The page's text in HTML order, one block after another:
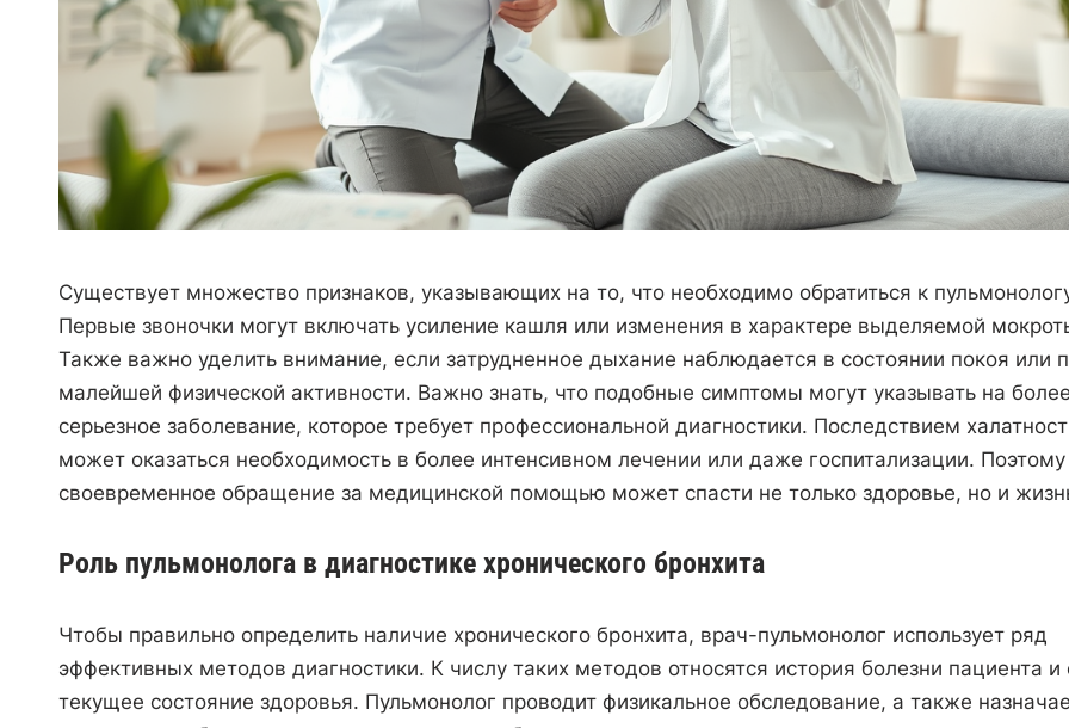
Существует множество признаков, указывающих на то, что необходимо обратиться к
Первые звоночки могут включать усиление кашля или изменения в характере выделяемой
Также важно уделить внимание, если затрудненное дыхание наблюдается в состоянии покоя или
малейшей физической активности. Важно знать, что подобные симптомы могут указывать на
серьезное заболевание, которое требует профессиональной диагностики. Последствием
может оказаться необходимость в более интенсивном лечении или даже госпитализации. Поэтому
своевременное обращение за медицинской помощью может спасти не только здоровье, но и
Роль пульмонолога в диагностике хронического бронхита
Чтобы правильно определить наличие хронического бронхита, врач-пульмонолог использует ряд
эффективных методов диагностики. К числу таких методов относятся история болезни пациента и
текущее состояние здоровья. Пульмонолог проводит физикальное обследование, а также